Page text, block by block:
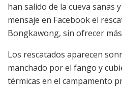
han salido de la cueva sanas
mensaje en Facebook el
Bongkawong, sin ofrecer
Los rescatados aparecen
manchado por el fango y
térmicas en el campamento